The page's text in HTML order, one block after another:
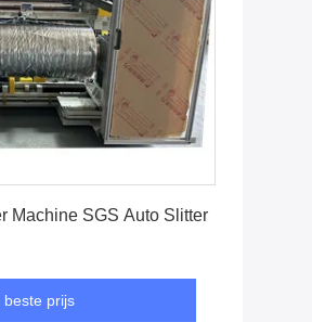
Machine SGS Auto Slitter
beste prijs